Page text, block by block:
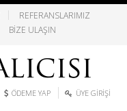
REFERANSLARIMIZ
BIZE ULAŞIN
ÖDEME YAP ÜYE GIRIŞI